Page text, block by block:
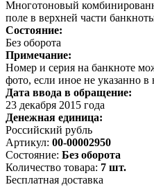
Многотоновый
поле в верхней части
Состояние:
Без оборота
Примечание:
Номер и серия на банкноте
фото, если иное не указанно в
Дата ввода в обращение:
23 декабря 2015 года
Денежная единица:
Российский рубль
Артикул: 00-00002950
Состояние: Без оборота
Количество товара: 7 шт.
Бесплатная доставка